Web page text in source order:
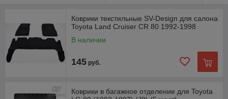
Коврики текстильные SV-Design для салона
Toyota Land Cruiser CR 80 1992-1998
В наличии
145 руб.
Коврики в багажное отделение для Toyota